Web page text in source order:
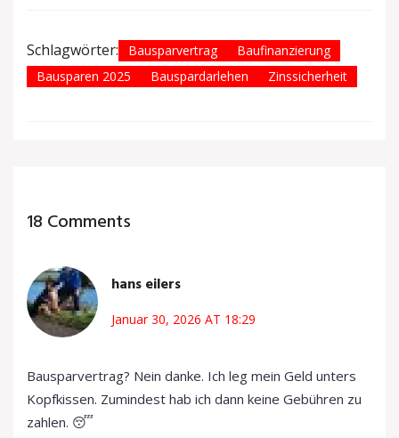
Schlagwörter: Bausparvertrag
Baufinanzierung
Bausparen 2025
Bauspardarlehen Zinssicherheit
18 Comments
hans eilers
Januar 30, 2026 AT 18:29
Bausparvertrag? Nein danke. Ich leg mein Geld unters
Kopfkissen. Zumindest hab ich dann keine Gebühren zu
zahlen. 😴